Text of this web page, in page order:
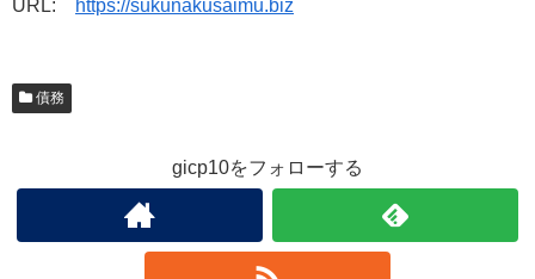
URL:
https://sukunakusaimu.biz
債務
gicp10をフォローする